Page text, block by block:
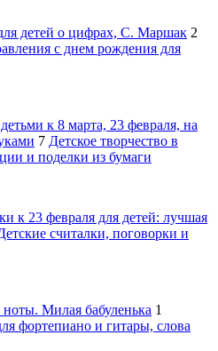
детей о цифрах, С. Маршак 2
с днем рождения для
к 8 марта, 23 февраля, на
7 Детское творчество в
и поделки из бумаги
к 23 февраля для детей: лучшая
считалки, поговорки и
ноты. Милая бабуленька 1
фортепиано и гитары, слова